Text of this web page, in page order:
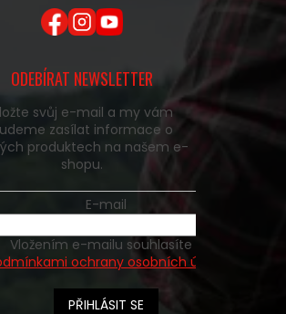
ODEBÍRAT NEWSLETTER
svůj e-mail a my vám
zasílat informace o
produktech na našem e-
shopu.
E-mail
ochrany osobních údajů
PŘIHLÁSIT SE